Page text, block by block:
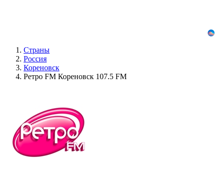
Страны
Россия
Кореновск
Ретро FM Кореновск 107.5 FM